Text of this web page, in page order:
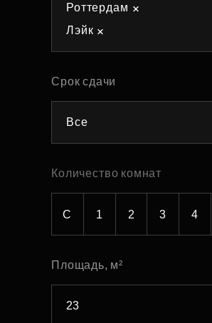
Роттердам
Лэйк
Срок сдачи
Все
Количество комнат
С 1 2 3 4
Площадь, м²